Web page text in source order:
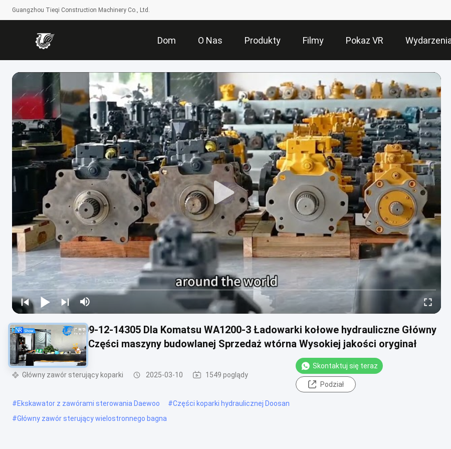
Guangzhou Tieqi Construction Machinery Co., Ltd.
Dom O Nas Produkty Filmy Pokaz VR
709-12-14300 709-12-14305 Dla Komatsu WA1200-3 Ładowarki kołowe hydrauliczne Główny
zawór sterujący Części maszyny budowlanej Sprzedaż wtórna Wysokiej jakości oryginał
Główny zawór sterujący koparki 2025-03-10 1549 poglądy
Skontaktuj się teraz
Podział
#Ekskawator z zawórami sterowania Daewoo #Części koparki hydraulicznej Doosan
#Główny zawór sterujący wielostronnego bagna